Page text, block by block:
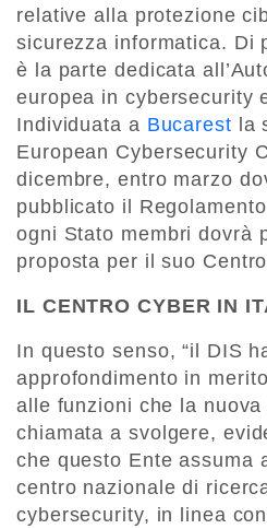
relative alla protezione
sicurezza informatica. Di
è la parte dedicata
europea in cybersecurity
Individuata a Bucarest la
European Cybersecurity
dicembre, entro marzo
pubblicato il
ogni Stato membri dovrà
proposta per il suo
IL CENTRO CYBER IN
In questo senso, “il DIS
approfondimento in
alle funzioni che la
chiamata a svolgere,
che questo Ente assuma
centro nazionale di
cybersecurity, in linea